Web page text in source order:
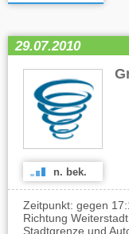
29.07.2010
n. bek.
Zeitpunkt: gegen
Richtung
Stadtgrenze und